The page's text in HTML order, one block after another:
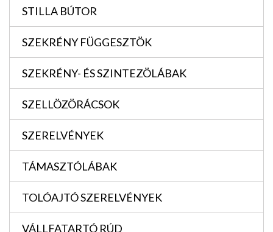
STILLA BÚTOR
SZEKRÉNY FÜGGESZTÖK
SZEKRÉNY- ÉS SZINTEZÖLÁBAK
SZELLÖZÖRÁCSOK
SZERELVÉNYEK
TÁMASZTÓLÁBAK
TOLÓAJTÓ SZERELVÉNYEK
VÁLLFATARTÓ RÚD